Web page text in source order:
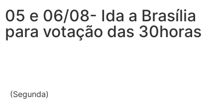
05 e 06/08- Ida a Brasília
para votação das 30horas
(Segunda)